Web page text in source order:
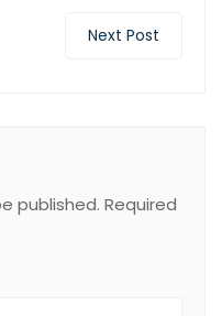
Next Post
published. Required